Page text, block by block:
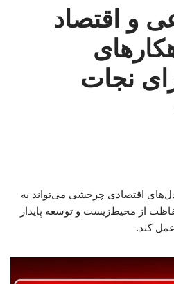
و اقتصاد
نجات
اقتصادی چرخشی می‌تواند به
از محیط‌زیست و توسعه پایدار
عمل کند.